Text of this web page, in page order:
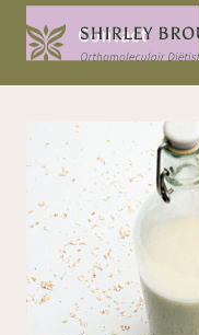
Contact